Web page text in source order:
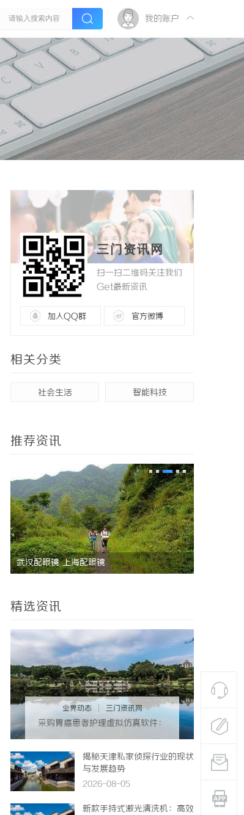
我的账户
三门资讯网
扫一扫二维码关注我们
Get最新资讯
加入QQ群 官方微博
相关分类
社会生活 智能科技
推荐资讯
武汉配眼镜 上海配眼镜
精选资讯
业界动态 三门资讯网
采购胃癌患者护理虚拟仿真软件：
揭秘天津私家侦探行业的现状
与发展趋势
2026-08-05
新款手持式激光清洗机：高效